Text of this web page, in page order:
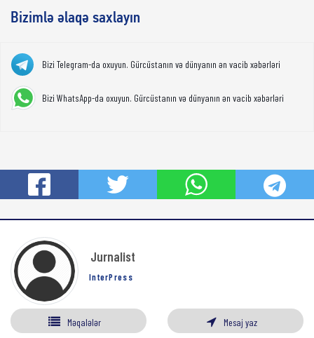
Bizimlə əlaqə saxlayın
Bizi Telegram-da oxuyun. Gürcüstanın və dünyanın ən vacib xəbərləri
Bizi WhatsApp-da oxuyun. Gürcüstanın və dünyanın ən vacib xəbərləri
Jurnalist
InterPress
Məqalələr Mesaj yaz